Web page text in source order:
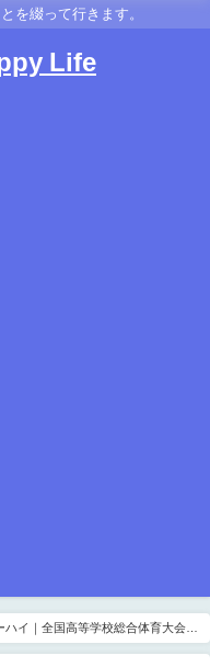
を綴って行きます。
Life
ハイ｜全国高等学校総合体育大会バ